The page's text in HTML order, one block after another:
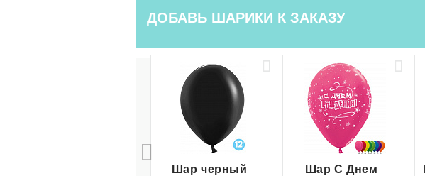
ДОБАВЬ ШАРИКИ К ЗАКАЗУ
Шар черный
Шар С Днем